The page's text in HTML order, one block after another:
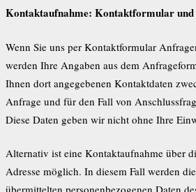
Kontaktaufnahme: Kontaktformular
Wenn Sie uns per Kontaktformular
werden Ihre Angaben aus dem
Ihnen dort angegebenen Kontaktdaten
Anfrage und für den Fall von
Diese Daten geben wir nicht ohne Ihre
Alternativ ist eine Kontaktaufnahme über
Adresse möglich. In diesem Fall werden
übermittelten personenbezogenen Daten